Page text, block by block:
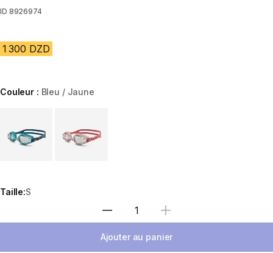
ID 8926974
1 300 DZD
Couleur : Bleu / Jaune
Taille:S
Sélectionnez la quantité
Ajouter au panier